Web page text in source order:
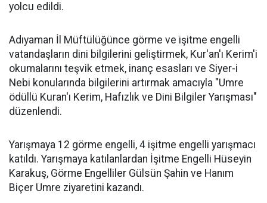
yolcu edildi.
Adıyaman İl Müftülüğünce görme ve işitme engelli
vatandaşların dini bilgilerini geliştirmek, Kur'an'ı Kerim'i
okumalarını teşvik etmek, inanç esasları ve Siyer-i
Nebi konularında bilgilerini artırmak amacıyla "Umre
ödüllü Kuran'ı Kerim, Hafızlık ve Dini Bilgiler Yarışması"
düzenlendi.
Yarışmaya 12 görme engelli, 4 işitme engelli yarışmacı
katıldı. Yarışmaya katılanlardan İşitme Engelli Hüseyin
Karakuş, Görme Engelliler Gülsün Şahin ve Hanım
Biçer Umre ziyaretini kazandı.